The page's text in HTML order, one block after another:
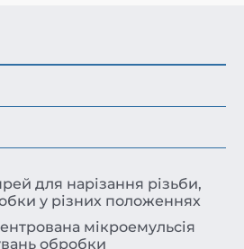
для нарізання різьби,
у різних положеннях
мікроемульсія
обробки